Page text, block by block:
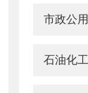
市政公用
石油化工